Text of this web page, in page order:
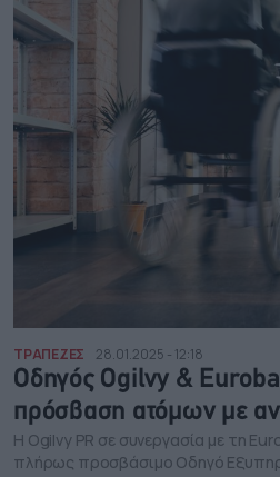
ΤΡΑΠΕΖΕΣ 28.01.2025 - 12:18
Οδηγός Ogilvy &
πρόσβαση ατόμων με
Η Ogilvy PR σε συνεργασία με τη
πλήρως προσβάσιμο Οδηγό